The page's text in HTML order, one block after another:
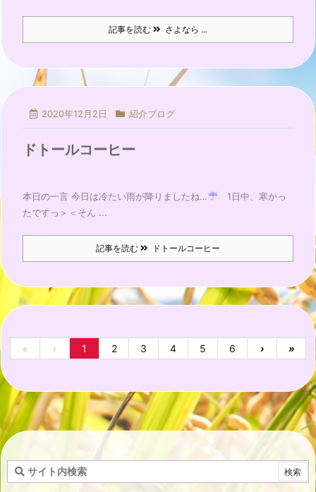
記事を読む さよなら ...
2020年12月2日 紹介ブログ
ドトールコーヒー
本日の一言 今日は冷たい雨が降りましたね…
1日中、寒かっ
たですっ＞＜そん ...
記事を読む ドトールコーヒー
« ‹ 1 2 3 4 5 6 › »